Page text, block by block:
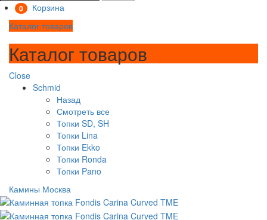
0
Корзина
Каталог товаров
Каталог товаров
Close
Schmid
Назад
Смотреть все
Топки SD, SH
Топки Lina
Топки Ekko
Топки Ronda
Топки Pano
Камины Москва